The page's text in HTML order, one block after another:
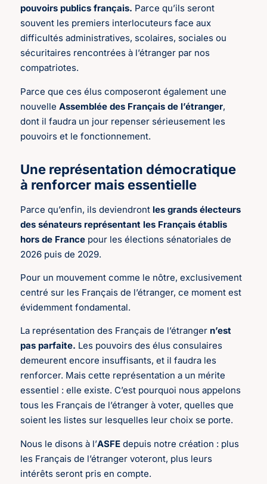
pouvoirs publics français. Parce qu’ils seront
souvent les premiers interlocuteurs face aux
difficultés administratives, scolaires, sociales ou
sécuritaires rencontrées à l’étranger par nos
compatriotes.
Parce que ces élus composeront également une
nouvelleAssemblée des Français de l’étranger,
dont il faudra un jour repenser sérieusement les
pouvoirs et le fonctionnement.
Une représentation démocratique
à renforcer mais essentielle
Parce qu’enfin, ils deviendront les grands électeurs
des sénateurs représentant les Français établis
hors de France pour les élections sénatoriales de
2026 puis de 2029.
Pour un mouvement comme le nôtre, exclusivement
centré sur les Français de l’étranger, ce moment est
évidemment fondamental.
La représentation des Français de l’étranger n’est
pas parfaite. Les pouvoirs des élus consulaires
demeurent encore insuffisants, et il faudra les
renforcer. Mais cette représentation a un mérite
essentiel : elle existe. C’est pourquoi nous appelons
tous les Français de l’étranger à voter, quelles que
soient les listes sur lesquelles leur choix se porte.
Nous le disons à l’ASFE depuis notre création : plus
les Français de l’étranger voteront, plus leurs
intérêts seront pris en compte.